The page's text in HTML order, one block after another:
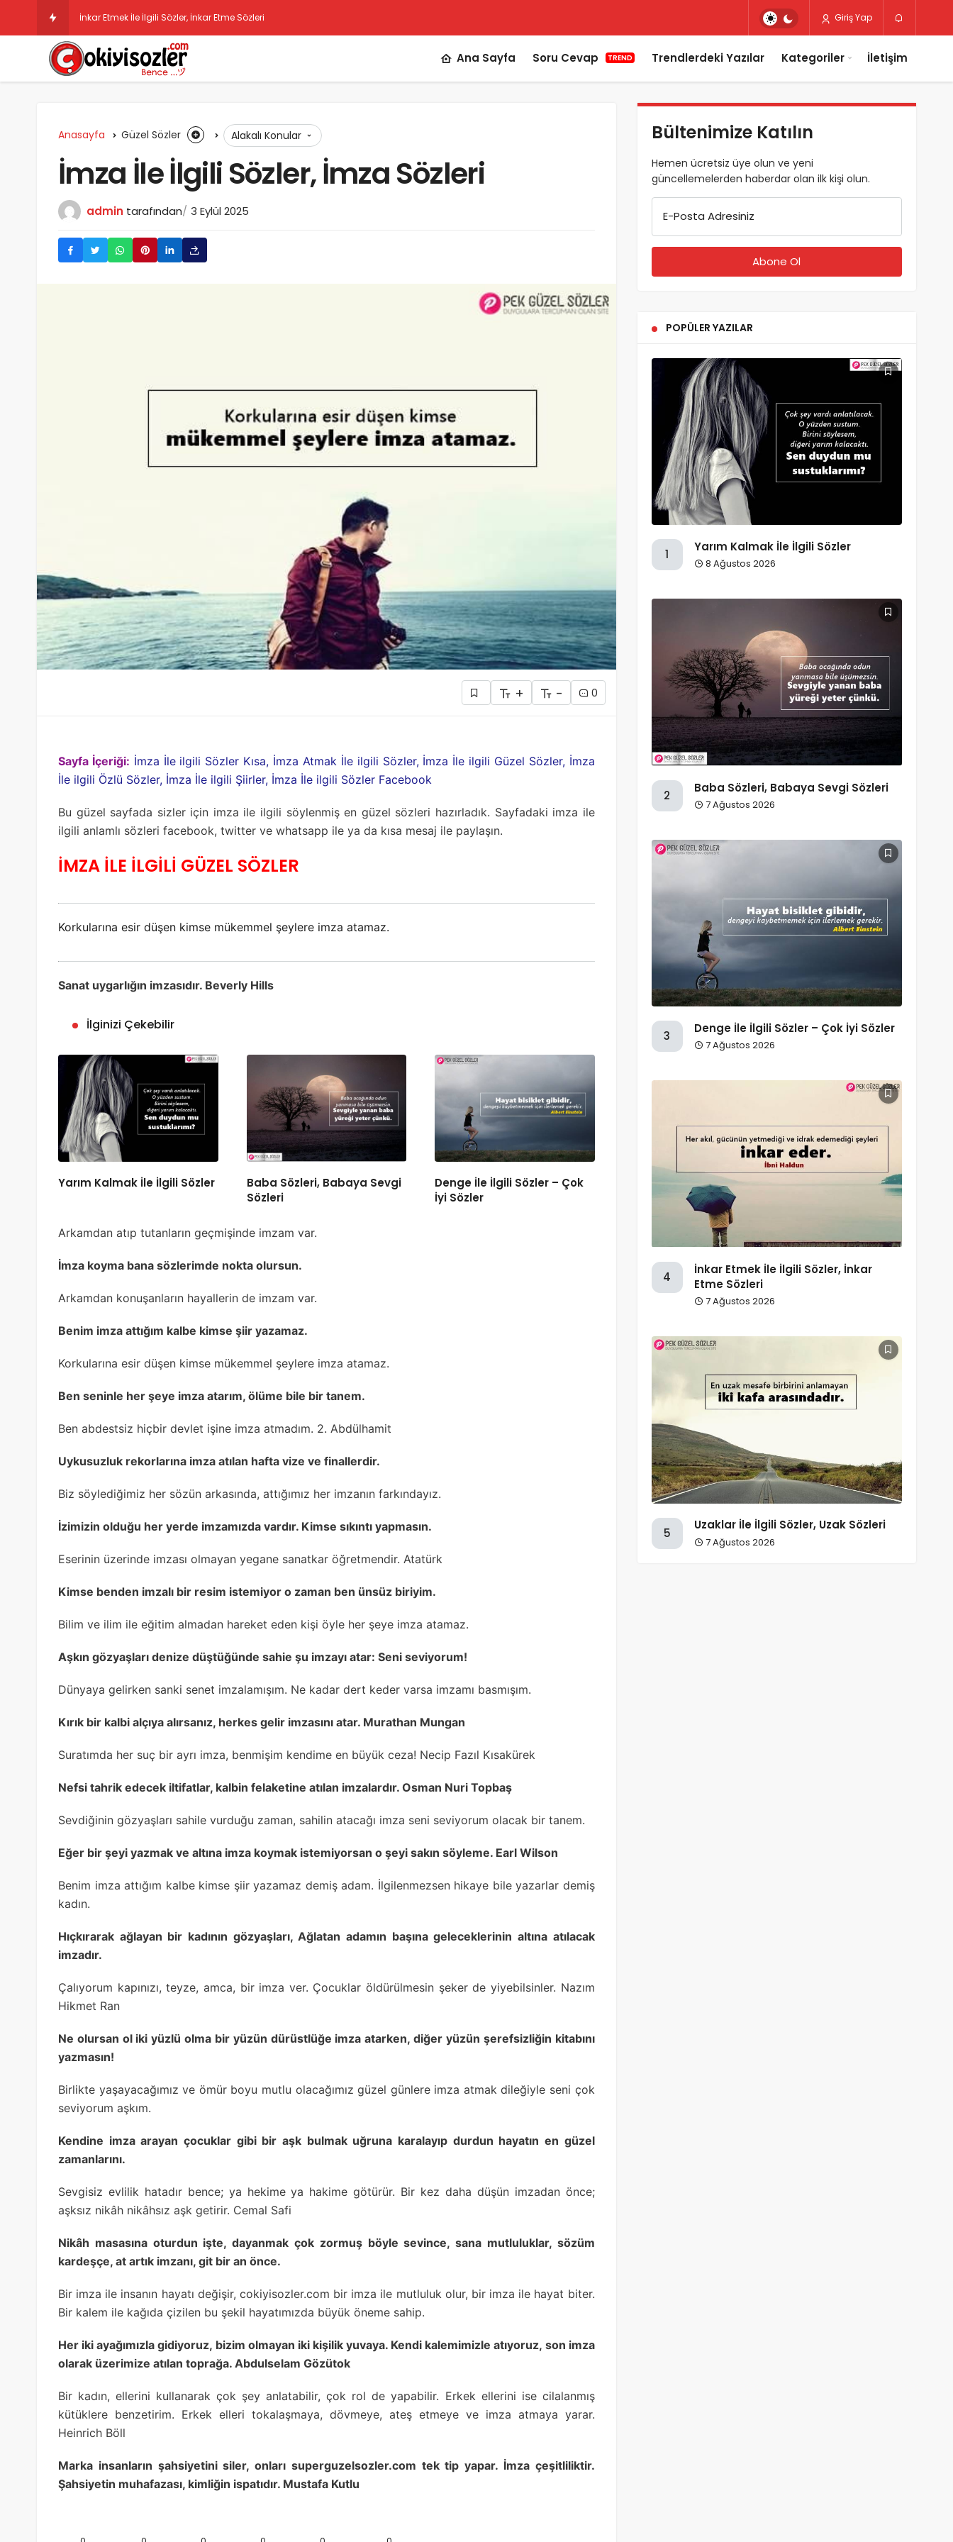
İnkar Etmek İle İlgili Sözler, İnkar Etme Sözleri Giriş Yap
Ana Sayfa Soru Cevap TREND Trendlerdeki Yazılar Kategoriler İletişim
Anasayfa Güzel Sözler Alakalı Konular
İmza İle İlgili Sözler, İmza Sözleri
admin tarafından 3 Eylül 2025
+ - 0
Sayfa İçeriği: İmza İle ilgili Sözler Kısa, İmza Atmak İle ilgili Sözler, İmza İle ilgili Güzel Sözler, İmza
İle ilgili Özlü Sözler, İmza İle ilgili Şiirler, İmza İle ilgili Sözler Facebook
Bu güzel sayfada sizler için imza ile ilgili söylenmiş en güzel sözleri hazırladık. Sayfadaki imza ile
ilgili anlamlı sözleri facebook, twitter ve whatsapp ile ya da kısa mesaj ile paylaşın.
İMZA İLE İLGİLİ GÜZEL SÖZLER
Korkularına esir düşen kimse mükemmel şeylere imza atamaz.
Sanat uygarlığın imzasıdır. Beverly Hills
İlginizi Çekebilir
Yarım Kalmak İle İlgili Sözler
Baba Sözleri, Babaya Sevgi
Sözleri
Denge İle İlgili Sözler – Çok
İyi Sözler
Arkamdan atıp tutanların geçmişinde imzam var.
İmza koyma bana sözlerimde nokta olursun.
Arkamdan konuşanların hayallerin de imzam var.
Benim imza attığım kalbe kimse şiir yazamaz.
Korkularına esir düşen kimse mükemmel şeylere imza atamaz.
Ben seninle her şeye imza atarım, ölüme bile bir tanem.
Ben abdestsiz hiçbir devlet işine imza atmadım. 2. Abdülhamit
Uykusuzluk rekorlarına imza atılan hafta vize ve finallerdir.
Biz söylediğimiz her sözün arkasında, attığımız her imzanın farkındayız.
İzimizin olduğu her yerde imzamızda vardır. Kimse sıkıntı yapmasın.
Eserinin üzerinde imzası olmayan yegane sanatkar öğretmendir. Atatürk
Kimse benden imzalı bir resim istemiyor o zaman ben ünsüz biriyim.
Bilim ve ilim ile eğitim almadan hareket eden kişi öyle her şeye imza atamaz.
Aşkın gözyaşları denize düştüğünde sahie şu imzayı atar: Seni seviyorum!
Dünyaya gelirken sanki senet imzalamışım. Ne kadar dert keder varsa imzamı basmışım.
Kırık bir kalbi alçıya alırsanız, herkes gelir imzasını atar. Murathan Mungan
Suratımda her suç bir ayrı imza, benmişim kendime en büyük ceza! Necip Fazıl Kısakürek
Nefsi tahrik edecek iltifatlar, kalbin felaketine atılan imzalardır. Osman Nuri Topbaş
Sevdiğinin gözyaşları sahile vurduğu zaman, sahilin atacağı imza seni seviyorum olacak bir tanem.
Eğer bir şeyi yazmak ve altına imza koymak istemiyorsan o şeyi sakın söyleme. Earl Wilson
Benim imza attığım kalbe kimse şiir yazamaz demiş adam. İlgilenmezsen hikaye bile yazarlar demiş
kadın.
Hıçkırarak ağlayan bir kadının gözyaşları, Ağlatan adamın başına geleceklerinin altına atılacak
imzadır.
Çalıyorum kapınızı, teyze, amca, bir imza ver. Çocuklar öldürülmesin şeker de yiyebilsinler. Nazım
Hikmet Ran
Ne olursan ol iki yüzlü olma bir yüzün dürüstlüğe imza atarken, diğer yüzün şerefsizliğin kitabını
yazmasın!
Birlikte yaşayacağımız ve ömür boyu mutlu olacağımız güzel günlere imza atmak dileğiyle seni çok
seviyorum aşkım.
Kendine imza arayan çocuklar gibi bir aşk bulmak uğruna karalayıp durdun hayatın en güzel
zamanlarını.
Sevgisiz evlilik hatadır bence; ya hekime ya hakime götürür. Bir kez daha düşün imzadan önce;
aşksız nikâh nikâhsız aşk getirir. Cemal Safi
Nikâh masasına oturdun işte, dayanmak çok zormuş böyle sevince, sana mutluluklar, sözüm
kardeşçe, at artık imzanı, git bir an önce.
Bir imza ile insanın hayatı değişir, cokiyisozler.com bir imza ile mutluluk olur, bir imza ile hayat biter.
Bir kalem ile kağıda çizilen bu şekil hayatımızda büyük öneme sahip.
Her iki ayağımızla gidiyoruz, bizim olmayan iki kişilik yuvaya. Kendi kalemimizle atıyoruz, son imza
olarak üzerimize atılan toprağa. Abdulselam Gözütok
Bir kadın, ellerini kullanarak çok şey anlatabilir, çok rol de yapabilir. Erkek ellerini ise cilalanmış
kütüklere benzetirim. Erkek elleri tokalaşmaya, dövmeye, ateş etmeye ve imza atmaya yarar.
Heinrich Böll
Marka insanların şahsiyetini siler, onları superguzelsozler.com tek tip yapar. İmza çeşitliliktir.
Şahsiyetin muhafazası, kimliğin ispatıdır. Mustafa Kutlu
Bültenimize Katılın
Hemen ücretsiz üye olun ve yeni
güncellemelerden haberdar olan ilk kişi olun.
E-Posta Adresiniz
POPÜLER YAZILAR
1
Yarım Kalmak İle İlgili Sözler
8 Ağustos 2026
2
Baba Sözleri, Babaya Sevgi Sözleri
7 Ağustos 2026
3
Denge İle İlgili Sözler – Çok İyi Sözler
7 Ağustos 2026
4
İnkar Etmek İle İlgili Sözler, İnkar
Etme Sözleri
7 Ağustos 2026
5
Uzaklar İle İlgili Sözler, Uzak Sözleri
7 Ağustos 2026